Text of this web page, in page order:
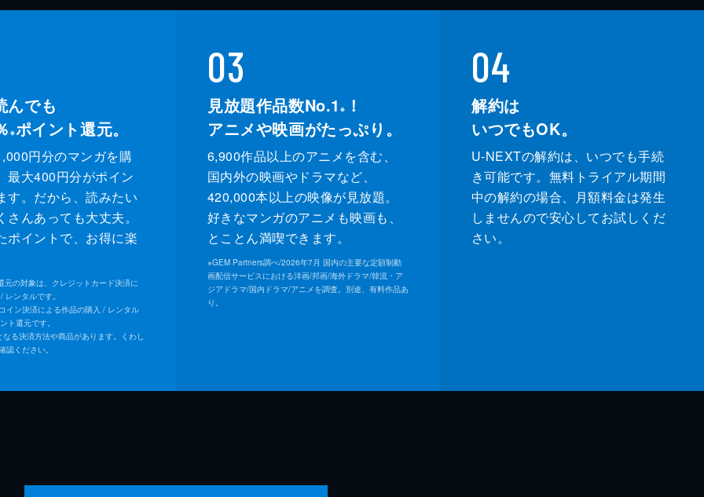
んでも
※ポイント還元。
円分のマンガを購
最大400円分がポイン
す。だから、読みたい
さんあっても大丈夫。
ポイントで、お得に楽
元の対象は、クレジットカード決済に
ンタルです。
イン決済による作品の購入 / レンタル
ト還元です。
なる決済方法や商品があります。くわし
認ください。
03
見放題作品数No.1 ※
！
アニメや映画がたっぷり。
6,900作品以上のアニメを含む、
国内外の映画やドラマなど、
420,000本以上の映像が見放題。
好きなマンガのアニメも映画も、
とことん満喫できます。
※GEM Partners調べ/2026年7⽉ 国内の主要な定額制動
画配信サービスにおける洋画/邦画/海外ドラマ/韓流・ア
ジアドラマ/国内ドラマ/アニメを調査。別途、有料作品あ
り。
04
解約は
いつでもOK。
U-NEXTの解約は、いつでも手続
き可能です。無料トライアル期間
中の解約の場合、月額料金は発生
しませんので安心してお試しくだ
さい。